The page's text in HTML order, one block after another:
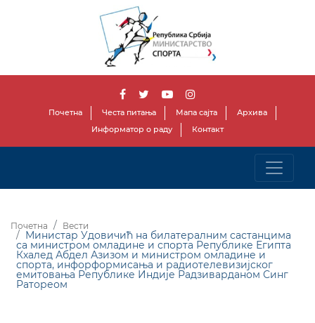
Почетна Честа питања Мапа сајта
Архива
Информатор о раду
Контакт
Почетна Вести
Министар Удовичић на билатералним сaстанцима
са министром омладине и спорта Републике Египта
Кхалед Абдел Азизом и министром омладине и
спорта, инфорформисања и радиотелевизијског
емитовања Републике Индије Радзиварданом Синг
Ратореом